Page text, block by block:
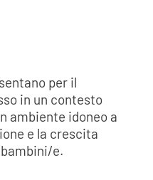
per il
in un contesto
ambiente idoneo a
e la crescita
e.